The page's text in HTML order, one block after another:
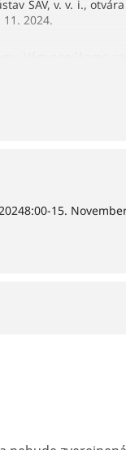
SAV, v. v. i.,
2024.
astronomickou
8:00-15.